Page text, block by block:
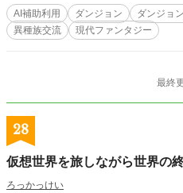
系・迷宮経営コメデ
AI補助利用 ダンジョン ダンジョ
異種族交流
現代ファンタジー
最終
28
仮想世界を旅しながら世界の
ろっかっけい